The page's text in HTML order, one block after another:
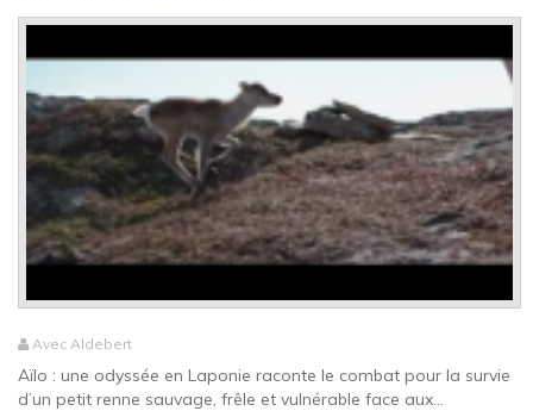
Avec Aldebert
Aïlo : une odyssée en Laponie raconte le combat pour la survie
d’un petit renne sauvage, frêle et vulnérable face aux...